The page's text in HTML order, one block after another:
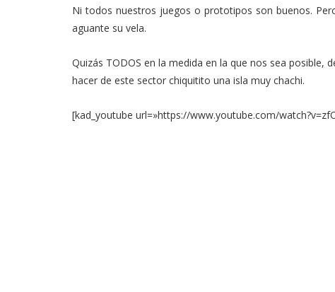
Ni todos nuestros juegos o prototipos son buenos.
aguante su vela.
Quizás TODOS en la medida en la que nos sea
hacer de este sector chiquitito una isla muy chachi.
[kad_youtube url=»https://www.youtube.com/